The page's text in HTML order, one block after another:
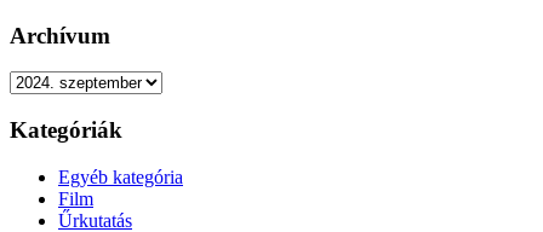
Archívum
Archívum
Kategóriák
Egyéb kategória
Film
Űrkutatás